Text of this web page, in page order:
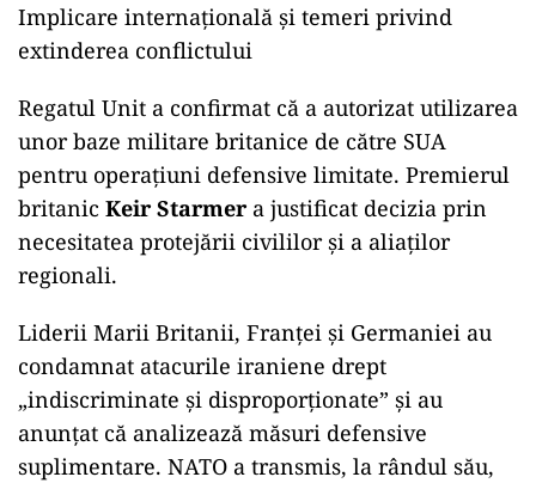
Implicare internațională și temeri privind
extinderea conflictului
Regatul Unit a confirmat că a autorizat utilizarea
unor baze militare britanice de către SUA
pentru operațiuni defensive limitate. Premierul
britanic Keir Starmer a justificat decizia prin
necesitatea protejării civililor și a aliaților
regionali.
Liderii Marii Britanii, Franței și Germaniei au
condamnat atacurile iraniene drept
„indiscriminate și disproporționate” și au
anunțat că analizează măsuri defensive
suplimentare. NATO a transmis, la rândul său,